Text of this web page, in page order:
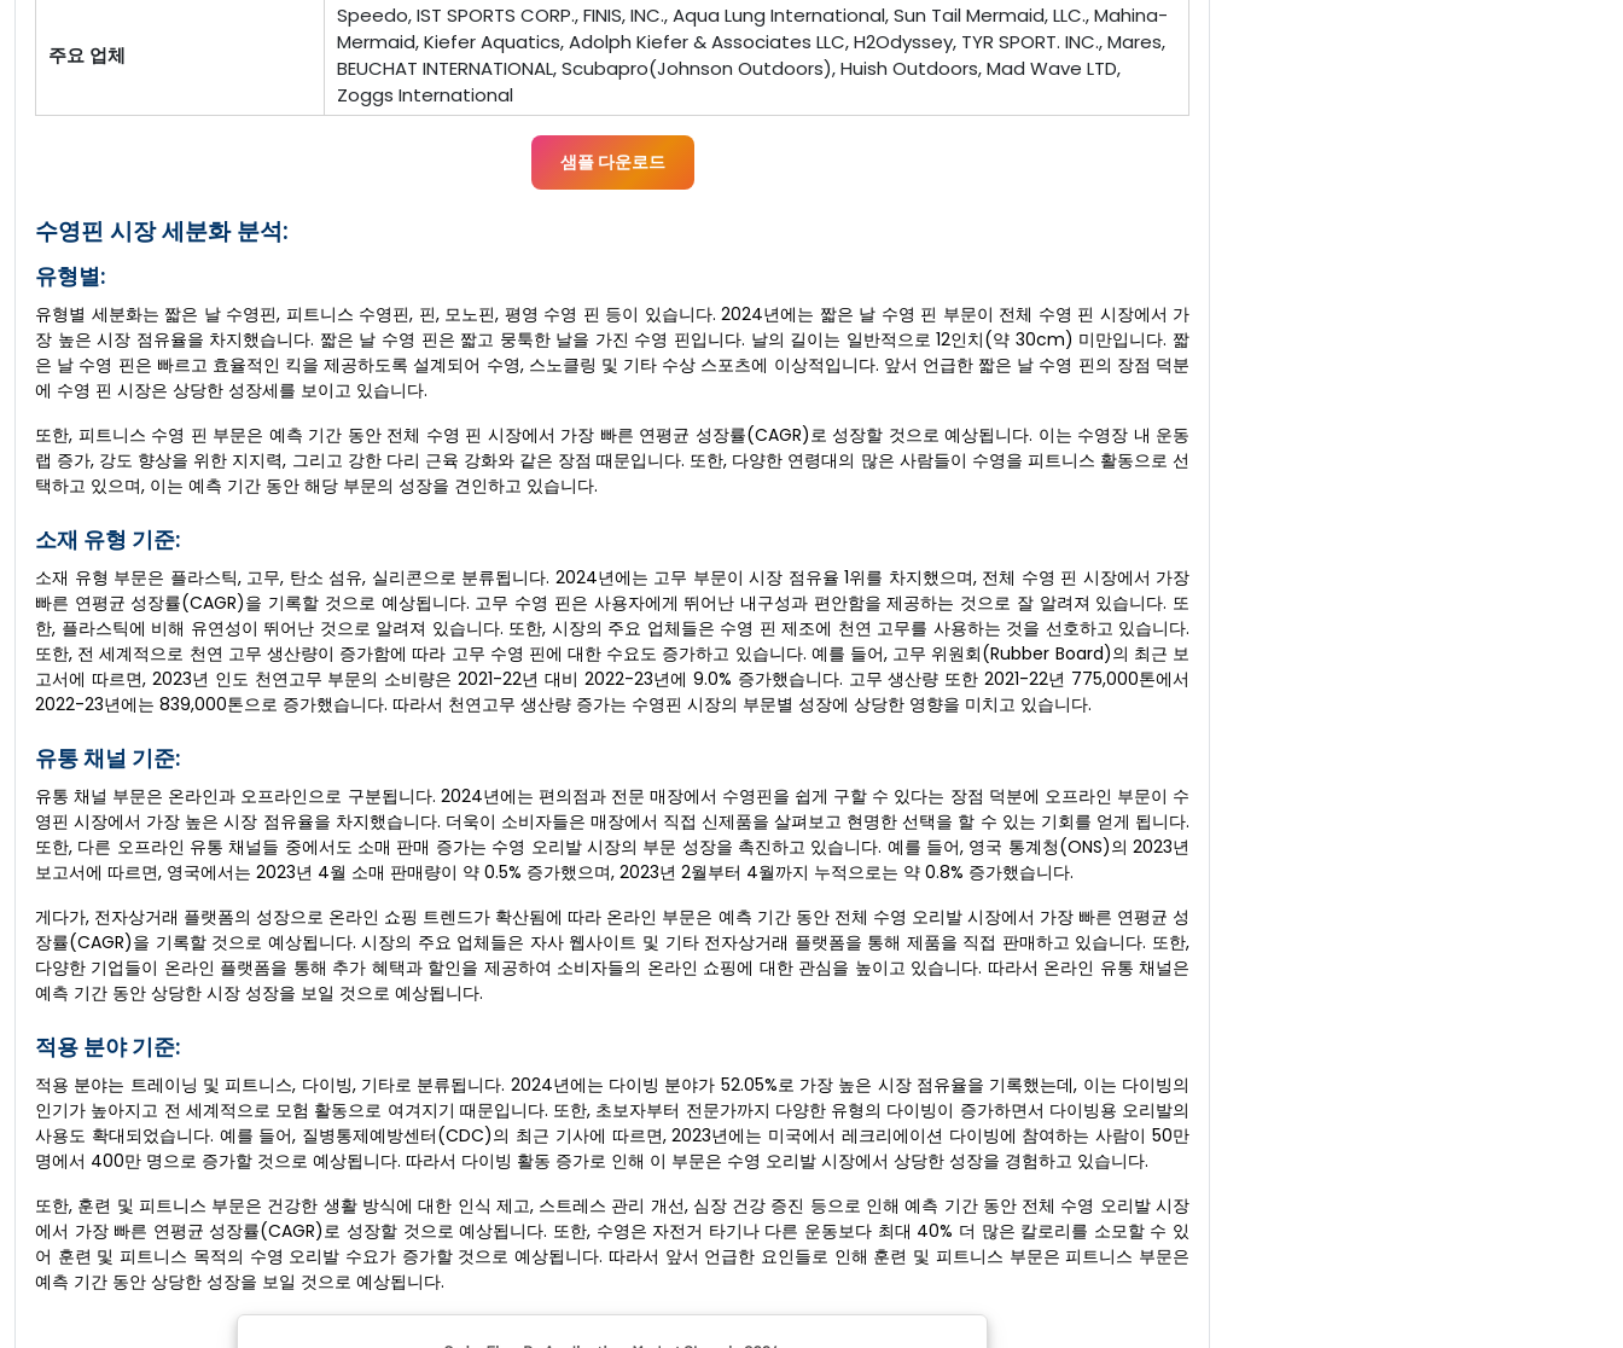
주요 업체
Speedo, IST SPORTS CORP., FINIS, INC., Aqua Lung International, Sun Tail Mermaid, LLC., Mahina-
Mermaid, Kiefer Aquatics, Adolph Kiefer & Associates LLC, H2Odyssey, TYR SPORT. INC., Mares,
BEUCHAT INTERNATIONAL, Scubapro(Johnson Outdoors), Huish Outdoors, Mad Wave LTD,
Zoggs International
샘플 다운로드
수영핀 시장 세분화 분석:
유형별:
유형별 세분화는 짧은 날 수영핀, 피트니스 수영핀, 핀, 모노핀, 평영 수영 핀 등이 있습니다. 2024년에는 짧은 날 수영 핀 부문이 전체 수영 핀 시장에서 가
장 높은 시장 점유율을 차지했습니다. 짧은 날 수영 핀은 짧고 뭉툭한 날을 가진 수영 핀입니다. 날의 길이는 일반적으로 12인치(약 30cm) 미만입니다. 짧
은 날 수영 핀은 빠르고 효율적인 킥을 제공하도록 설계되어 수영, 스노클링 및 기타 수상 스포츠에 이상적입니다. 앞서 언급한 짧은 날 수영 핀의 장점 덕분
에 수영 핀 시장은 상당한 성장세를 보이고 있습니다.
또한, 피트니스 수영 핀 부문은 예측 기간 동안 전체 수영 핀 시장에서 가장 빠른 연평균 성장률(CAGR)로 성장할 것으로 예상됩니다. 이는 수영장 내 운동
랩 증가, 강도 향상을 위한 지지력, 그리고 강한 다리 근육 강화와 같은 장점 때문입니다. 또한, 다양한 연령대의 많은 사람들이 수영을 피트니스 활동으로 선
택하고 있으며, 이는 예측 기간 동안 해당 부문의 성장을 견인하고 있습니다.
소재 유형 기준:
소재 유형 부문은 플라스틱, 고무, 탄소 섬유, 실리콘으로 분류됩니다. 2024년에는 고무 부문이 시장 점유율 1위를 차지했으며, 전체 수영 핀 시장에서 가장
빠른 연평균 성장률(CAGR)을 기록할 것으로 예상됩니다. 고무 수영 핀은 사용자에게 뛰어난 내구성과 편안함을 제공하는 것으로 잘 알려져 있습니다. 또
한, 플라스틱에 비해 유연성이 뛰어난 것으로 알려져 있습니다. 또한, 시장의 주요 업체들은 수영 핀 제조에 천연 고무를 사용하는 것을 선호하고 있습니다.
또한, 전 세계적으로 천연 고무 생산량이 증가함에 따라 고무 수영 핀에 대한 수요도 증가하고 있습니다. 예를 들어, 고무 위원회(Rubber Board)의 최근 보
고서에 따르면, 2023년 인도 천연고무 부문의 소비량은 2021-22년 대비 2022-23년에 9.0% 증가했습니다. 고무 생산량 또한 2021-22년 775,000톤에서
2022-23년에는 839,000톤으로 증가했습니다. 따라서 천연고무 생산량 증가는 수영핀 시장의 부문별 성장에 상당한 영향을 미치고 있습니다.
유통 채널 기준:
유통 채널 부문은 온라인과 오프라인으로 구분됩니다. 2024년에는 편의점과 전문 매장에서 수영핀을 쉽게 구할 수 있다는 장점 덕분에 오프라인 부문이 수
영핀 시장에서 가장 높은 시장 점유율을 차지했습니다. 더욱이 소비자들은 매장에서 직접 신제품을 살펴보고 현명한 선택을 할 수 있는 기회를 얻게 됩니다.
또한, 다른 오프라인 유통 채널들 중에서도 소매 판매 증가는 수영 오리발 시장의 부문 성장을 촉진하고 있습니다. 예를 들어, 영국 통계청(ONS)의 2023년
보고서에 따르면, 영국에서는 2023년 4월 소매 판매량이 약 0.5% 증가했으며, 2023년 2월부터 4월까지 누적으로는 약 0.8% 증가했습니다.
게다가, 전자상거래 플랫폼의 성장으로 온라인 쇼핑 트렌드가 확산됨에 따라 온라인 부문은 예측 기간 동안 전체 수영 오리발 시장에서 가장 빠른 연평균 성
장률(CAGR)을 기록할 것으로 예상됩니다. 시장의 주요 업체들은 자사 웹사이트 및 기타 전자상거래 플랫폼을 통해 제품을 직접 판매하고 있습니다. 또한,
다양한 기업들이 온라인 플랫폼을 통해 추가 혜택과 할인을 제공하여 소비자들의 온라인 쇼핑에 대한 관심을 높이고 있습니다. 따라서 온라인 유통 채널은
예측 기간 동안 상당한 시장 성장을 보일 것으로 예상됩니다.
적용 분야 기준:
적용 분야는 트레이닝 및 피트니스, 다이빙, 기타로 분류됩니다. 2024년에는 다이빙 분야가 52.05%로 가장 높은 시장 점유율을 기록했는데, 이는 다이빙의
인기가 높아지고 전 세계적으로 모험 활동으로 여겨지기 때문입니다. 또한, 초보자부터 전문가까지 다양한 유형의 다이빙이 증가하면서 다이빙용 오리발의
사용도 확대되었습니다. 예를 들어, 질병통제예방센터(CDC)의 최근 기사에 따르면, 2023년에는 미국에서 레크리에이션 다이빙에 참여하는 사람이 50만
명에서 400만 명으로 증가할 것으로 예상됩니다. 따라서 다이빙 활동 증가로 인해 이 부문은 수영 오리발 시장에서 상당한 성장을 경험하고 있습니다.
또한, 훈련 및 피트니스 부문은 건강한 생활 방식에 대한 인식 제고, 스트레스 관리 개선, 심장 건강 증진 등으로 인해 예측 기간 동안 전체 수영 오리발 시장
에서 가장 빠른 연평균 성장률(CAGR)로 성장할 것으로 예상됩니다. 또한, 수영은 자전거 타기나 다른 운동보다 최대 40% 더 많은 칼로리를 소모할 수 있
어 훈련 및 피트니스 목적의 수영 오리발 수요가 증가할 것으로 예상됩니다. 따라서 앞서 언급한 요인들로 인해 훈련 ​​및 피트니스 부문은 피트니스 부문은
예측 기간 동안 상당한 성장을 보일 것으로 예상됩니다.